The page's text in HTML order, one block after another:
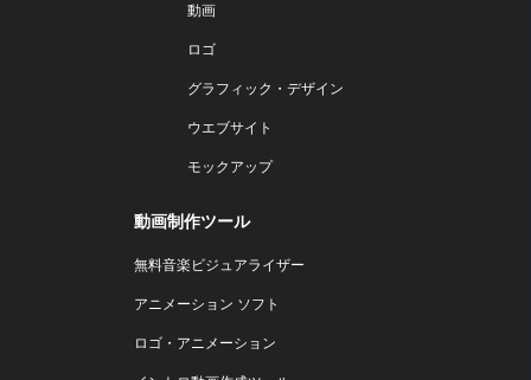
動画
ロゴ
グラフィック・デザイン
ウエブサイト
モックアップ
動画制作ツール
無料音楽ビジュアライザー
アニメーション ソフト
ロゴ・アニメーション